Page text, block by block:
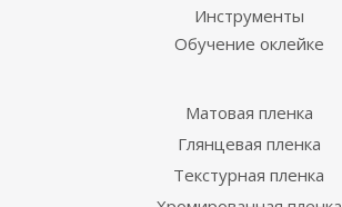
Инструменты
Обучение оклейке
Матовая пленка
Глянцевая пленка
Текстурная пленка